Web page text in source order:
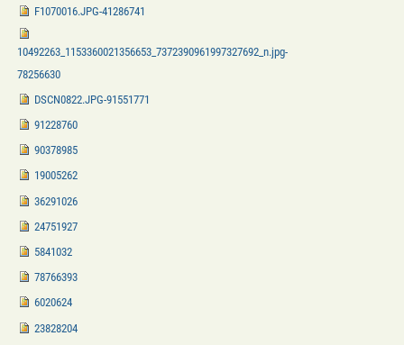
F1070016.JPG-41286741
10492263_1153360021356653_7372390961997327692_n.jpg-
78256630
DSCN0822.JPG-91551771
91228760
90378985
19005262
36291026
24751927
5841032
78766393
6020624
23828204